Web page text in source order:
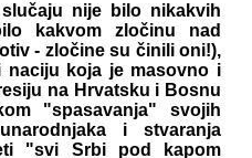
nije bilo nikakvih
kakvom zločinu nad
- zločine su činili oni!),
naciju koja je masovno i
na Hrvatsku i Bosnu
"spasavanja" svojih
i stvaranja
"svi Srbi pod kapom